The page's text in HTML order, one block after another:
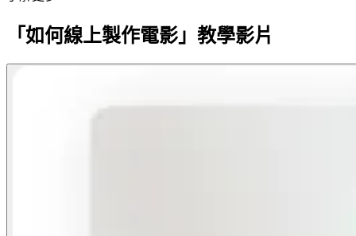
「如何線上製作電影」教學影片